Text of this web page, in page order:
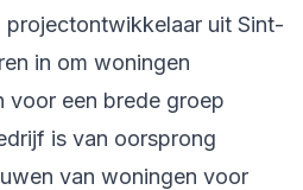
projectontwikkelaar uit Sint-
in om woningen
voor een brede groep
is van oorsprong
van woningen voor